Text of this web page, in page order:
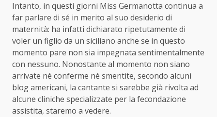
Intanto, in questi giorni Miss Germanotta continua a
far parlare di sé in merito al suo desiderio di
maternità: ha infatti dichiarato ripetutamente di
voler un figlio da un siciliano anche se in questo
momento pare non sia impegnata sentimentalmente
con nessuno. Nonostante al momento non siano
arrivate né conferme né smentite, secondo alcuni
blog americani, la cantante si sarebbe già rivolta ad
alcune cliniche specializzate per la fecondazione
assistita, staremo a vedere.